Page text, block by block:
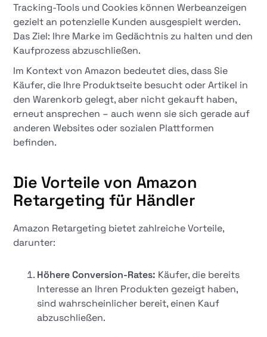
Tracking-Tools und Cookies können Werbeanzeigen
gezielt an potenzielle Kunden ausgespielt werden.
Das Ziel: Ihre Marke im Gedächtnis zu halten und den
Kaufprozess abzuschließen.
Im Kontext von Amazon bedeutet dies, dass Sie
Käufer, die Ihre Produktseite besucht oder Artikel in
den Warenkorb gelegt, aber nicht gekauft haben,
erneut ansprechen – auch wenn sie sich gerade auf
anderen Websites oder sozialen Plattformen
befinden.
Die Vorteile von Amazon
Retargeting für Händler
Amazon Retargeting bietet zahlreiche Vorteile,
darunter:
Höhere Conversion-Rates: Käufer, die bereits
Interesse an Ihren Produkten gezeigt haben,
sind wahrscheinlicher bereit, einen Kauf
abzuschließen.